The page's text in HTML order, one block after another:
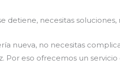
detiene, necesitas soluciones,
nueva, no necesitas
Por eso ofrecemos un